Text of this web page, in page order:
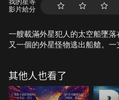
影片給分
一艘載滿外星犯人的太空船墜
又一個的外星怪物逃出船艙。
其他人也看了